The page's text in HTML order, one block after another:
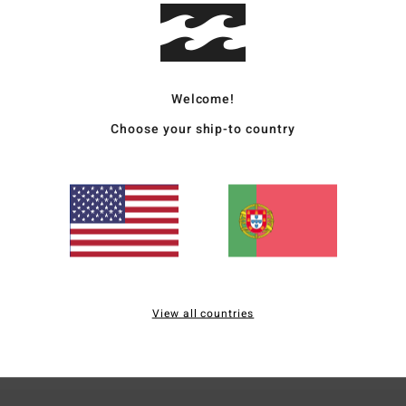
Pontuação média
Welcome!
Choose your ship-to country
View all countries